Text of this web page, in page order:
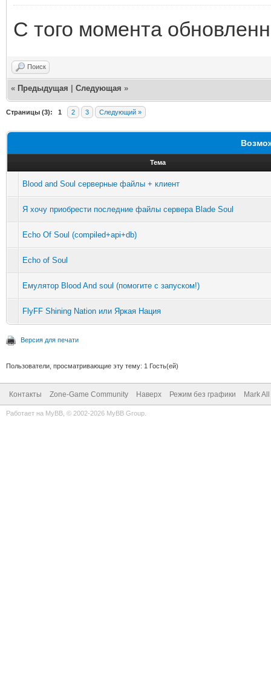
С того момента
Поиск
« Предыдущая Следующая »
Страницы (3): 1 2 3 Следующий »
Тема
Blood and Soul серверные файлы + клиент
Я хочу приобрести последние файлы сервера Blade Soul
Echo Of Soul (compiled+api+db)
Echo of Soul
Емулятор Blood And soul (помогите с запуском!)
FlyFF Shining Nation или Яркая Нация
Версия для печати
Пользователи, просматривающие эту тему: 1 Гость(ей)
Контакты Zone-Game Community Наверх Режим без графики Mark
Работает на MyBB , © 2002-2026 MyBB Group